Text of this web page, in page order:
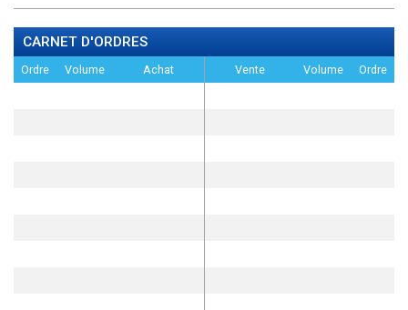
CARNET D'ORDRES
Ordre Volume Achat Vente Volume Ordre